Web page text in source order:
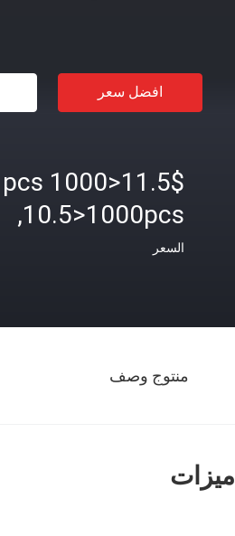
افضل سعر
11.5$<1000 pcs
,10.5>1000pcs
السعر
منتوج وصف
ميزات